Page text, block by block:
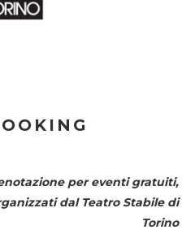
per eventi gratuiti,
dal Teatro Stabile di
Torino